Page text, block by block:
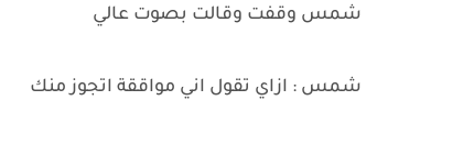
شمس وقفت وقالت بصوت عالي
شمس : ازاي تقول اني مواققة اتجوز منك